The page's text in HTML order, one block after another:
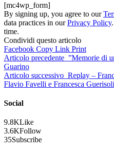
[mc4wp_form]
By signing up, you agree to our
data practices in ourPrivacy Policy
time.
Condividi questo articolo
Facebook Copy Link Print
Articolo precedente ”Memorie di
Guarino
Articolo successivo Replay –
Flavio Favelli e Francesca Guerisoli
Social
9.8KLike
3.6KFollow
35Subscribe